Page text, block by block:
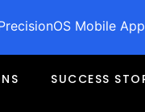
Mobile
SUCCESS